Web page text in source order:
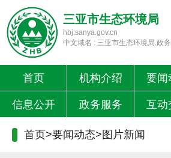
三亚市生态环境局
hbj.sanya.gov.cn
中文域名 : 三亚市生态环境局.政务
首页 机构介绍 要闻
信息公开 政务服务 互动
首页>要闻动态>图片新闻